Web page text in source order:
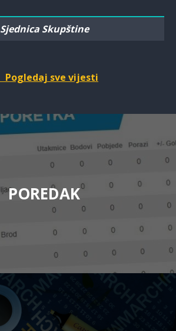
Sjednica Skupštine
Pogledaj sve vijesti
POREDAK